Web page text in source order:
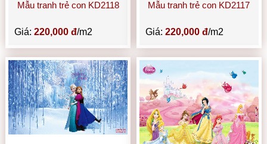
Mẫu tranh trẻ con KD2118
Giá:220,000 đ/m2
Mẫu tranh trẻ con KD2117
Giá: 220,000 đ/m2